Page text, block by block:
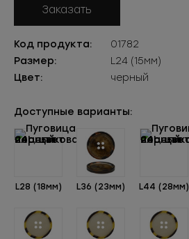
Заказать
Код продукта:
01782
Размер:
L24 (15мм)
Цвет:
черный
Доступные варианты:
L28 (18мм) L36 (23мм) L44 (28мм)